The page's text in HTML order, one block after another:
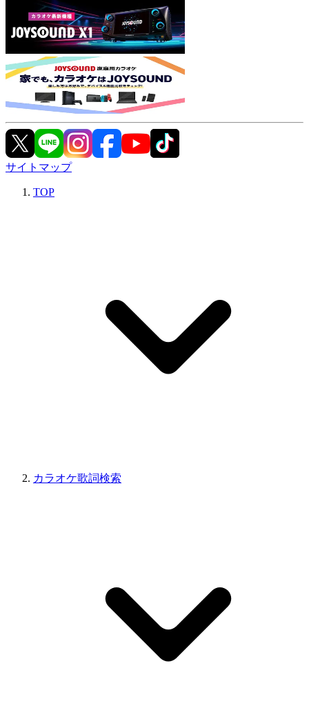
サイトマップ
TOP
カラオケ歌詞検索